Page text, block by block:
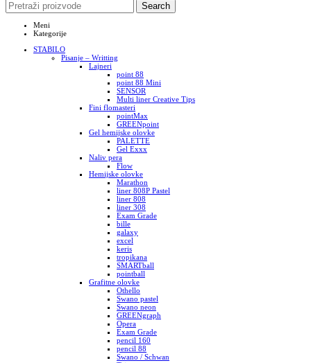
Search
Meni
Kategorije
STABILO
Pisanje – Writting
Lajneri
point 88
point 88 Mini
SENSOR
Multi liner Creative Tips
Fini flomasteri
pointMax
GREENpoint
Gel hemijske olovke
PALETTE
Gel Exxx
Naliv pera
Flow
Hemijske olovke
Marathon
liner 808P Pastel
liner 808
liner 308
Exam Grade
bille
galaxy
excel
keris
tropikana
SMARTball
pointball
Grafitne olovke
Othello
Swano pastel
Swano neon
GREENgraph
Opera
Exam Grade
pencil 160
pencil 88
Swano / Schwan